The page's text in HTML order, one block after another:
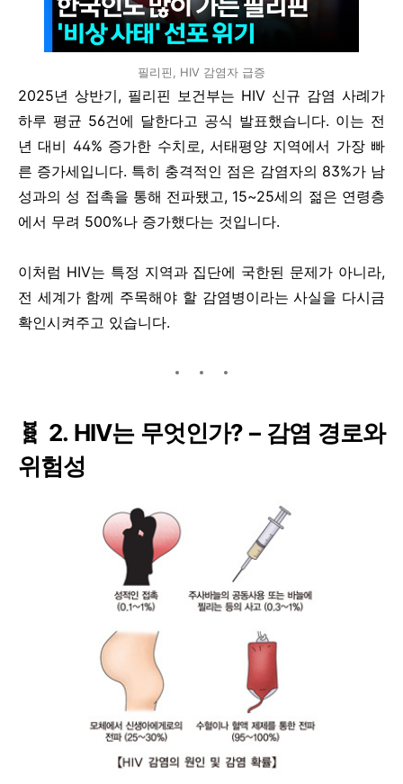
필리핀, HIV 감염자 급증
2025년 상반기, 필리핀 보건부는 HIV 신규 감염 사례가
하루 평균 56건에 달한다고 공식 발표했습니다. 이는 전
년 대비 44% 증가한 수치로, 서태평양 지역에서 가장 빠
른 증가세입니다. 특히 충격적인 점은 감염자의 83%가 남
성과의 성 접촉을 통해 전파됐고, 15~25세의 젊은 연령층
에서 무려 500%나 증가했다는 것입니다.
이처럼 HIV는 특정 지역과 집단에 국한된 문제가 아니라,
전 세계가 함께 주목해야 할 감염병이라는 사실을 다시금
확인시켜주고 있습니다.
🧬 2. HIV는 무엇인가? – 감염 경로와
위험성